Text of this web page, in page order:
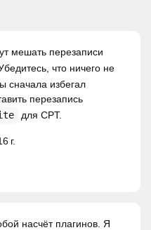
мешать перезаписи
Убедитесь, что ничего не
сначала избегал
перезапись
для CPT.
г.
насчёт плагинов. Я